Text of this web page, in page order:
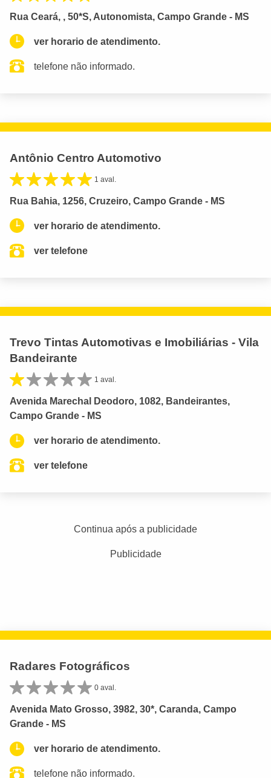
Rua Ceará, , 50*S, Autonomista, Campo Grande - MS
ver horario de atendimento.
telefone não informado.
Antônio Centro Automotivo
1 aval.
Rua Bahia, 1256, Cruzeiro, Campo Grande - MS
ver horario de atendimento.
ver telefone
Trevo Tintas Automotivas e Imobiliárias - Vila
Bandeirante
1 aval.
Avenida Marechal Deodoro, 1082, Bandeirantes,
Campo Grande - MS
ver horario de atendimento.
ver telefone
Continua após a publicidade
Publicidade
Radares Fotográficos
0 aval.
Avenida Mato Grosso, 3982, 30*, Caranda, Campo
Grande - MS
ver horario de atendimento.
telefone não informado.